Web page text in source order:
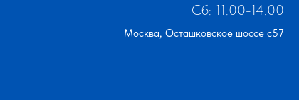
Сб: 11.00-14.00
Москва, Осташковское шоссе с57